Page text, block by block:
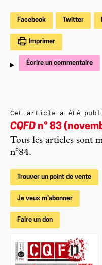
Facebook Twitter
Imprimer
Écrire un commentaire
Cet article a été
CQFD n° 83
Tous les articles sont
n°84.
Trouver un point de vente
Je veux m'abonner
Faire un don